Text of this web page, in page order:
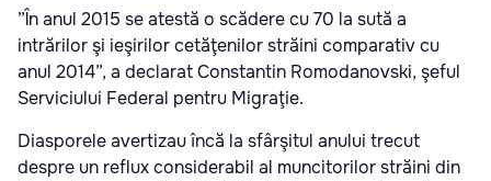
”În anul 2015 se atestă o scădere cu 70 la sută a
intrărilor şi ieşirilor cetăţenilor străini comparativ cu
anul 2014”, a declarat Constantin Romodanovski, şeful
Serviciului Federal pentru Migraţie.
Diasporele avertizau încă la sfârşitul anului trecut
despre un reflux considerabil al muncitorilor străini din